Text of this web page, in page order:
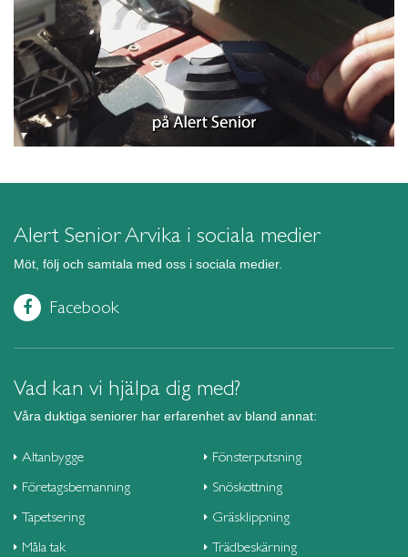
Alert Senior Arvika i sociala medier
Möt, följ och samtala med oss i sociala medier.
Facebook
Vad kan vi hjälpa dig med?
Våra duktiga seniorer har erfarenhet av bland annat:
Altanbygge
Företagsbemanning
Tapetsering
Måla tak
Fönsterputsning
Snöskottning
Gräsklippning
Trädbeskärning